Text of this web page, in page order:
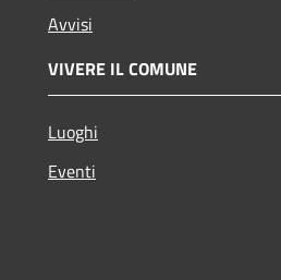
Avvisi
VIVERE IL COMUNE
Luoghi
Eventi